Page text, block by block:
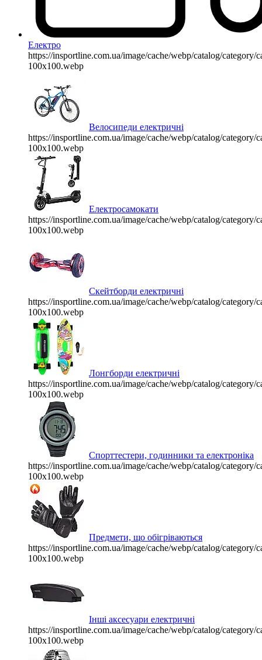
Електро
https://insportline.com.ua/image/cache/webp/catalog/category/
100x100.webp
Велосипеди електричні
https://insportline.com.ua/image/cache/webp/catalog/category/
100x100.webp
Електросамокати
https://insportline.com.ua/image/cache/webp/catalog/category/
100x100.webp
Скейтборди електричні
https://insportline.com.ua/image/cache/webp/catalog/category/
100x100.webp
Лонгборди електричні
https://insportline.com.ua/image/cache/webp/catalog/category/
100x100.webp
Спорттестери, годинники та електроніка
https://insportline.com.ua/image/cache/webp/catalog/category/
100x100.webp
Предмети, що обігріваються
https://insportline.com.ua/image/cache/webp/catalog/category/
100x100.webp
Інші аксесуари електричні
https://insportline.com.ua/image/cache/webp/catalog/category/
100x100.webp